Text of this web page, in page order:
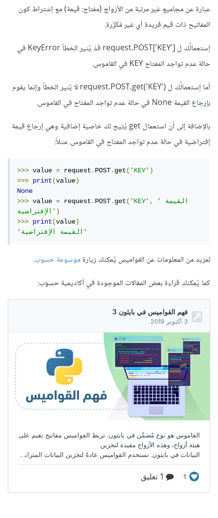
عبارة عن مجاميع غير مرتبة من الأزواج (مفتاح: قيمة) مع إشتراط كون
المفاتيح ذات قيم فريدة أي غير مُكَرَّرة.
إستعمالٌك ل request.POST['KEY'] قدْ يُثير الخطأ KeyError في
حالة عدم تواجد المفتاح KEY في القاموس.
أما إستعمالُك ل request.POST.get('KEY') لا يُثير الخطأ وإنما يقوم
بإرجاع القيمة None في حالة عدم تواجد المفتاح في القاموس.
بالإضافة إلى أن استعمال get يُتيح لك خاصية إضافية وهي إرجاع قيمة
إفتراضية في حالة عدم تواجد المفتاح في القاموس. مثلاً:
>>> value = request.POST.get('KEY')
>>>
print(value)
None
>>> value = request.POST.get('KEY',
'القيمة
الإفتراضية')
>>>
print(value)
'القيمة الإفتراضية'
لمزيد من المعلومات عن القواميس يُمكنك زيارةموسوعة حسوب.
كما يُمكنك قراءة بعض المقالات الموجودة في أكاديمية حسوب: